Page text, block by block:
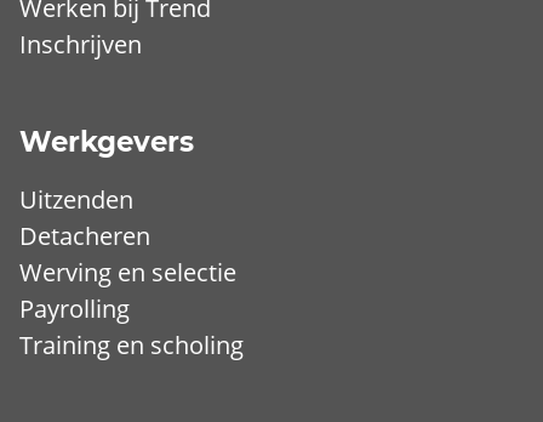
Werken bij Trend
Inschrijven
Werkgevers
Uitzenden
Detacheren
Werving en selectie
Payrolling
Training en scholing